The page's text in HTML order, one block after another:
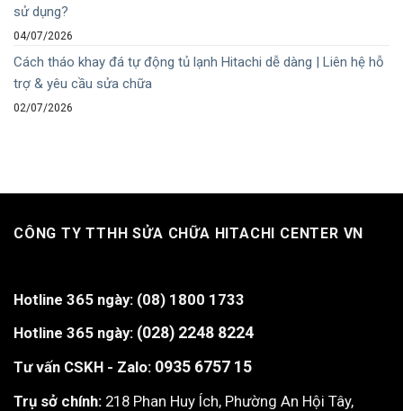
sử dụng?
04/07/2026
Cách tháo khay đá tự động tủ lạnh Hitachi dễ dàng | Liên hệ hỗ
trợ & yêu cầu sửa chữa
02/07/2026
CÔNG TY TTHH SỬA CHỮA HITACHI CENTER VN
Hotline 365 ngày: (08) 1800 1733
Hotline 365 ngày: (028) 2248 8224
Tư vấn CSKH - Zalo: 0935 6757 15
Trụ sở chính: 218 Phan Huy Ích, Phường An Hội Tây,